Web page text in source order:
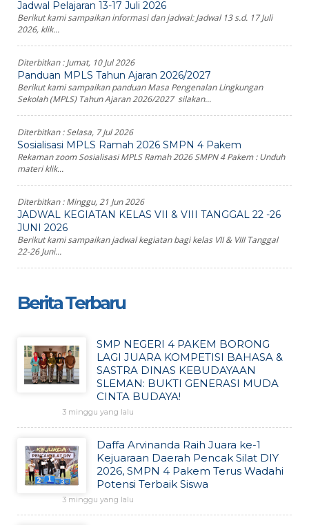
Jadwal Pelajaran 13-17 Juli 2026
Berikut kami sampaikan informasi dan jadwal: Jadwal 13 s.d. 17 Juli
2026, klik...
Diterbitkan :Jumat, 10 Jul 2026
Panduan MPLS Tahun Ajaran 2026/2027
Berikut kami sampaikan panduan Masa Pengenalan Lingkungan
Sekolah (MPLS) Tahun Ajaran 2026/2027 silakan...
Diterbitkan :Selasa, 7 Jul 2026
Sosialisasi MPLS Ramah 2026 SMPN 4 Pakem
Rekaman zoom Sosialisasi MPLS Ramah 2026 SMPN 4 Pakem : Unduh
materi klik...
Diterbitkan :Minggu, 21 Jun 2026
JADWAL KEGIATAN KELAS VII & VIII TANGGAL 22 -26
JUNI 2026
Berikut kami sampaikan jadwal kegiatan bagi kelas VII & VIII Tanggal
22-26 Juni...
Berita Terbaru
SMP NEGERI 4 PAKEM BORONG
LAGI JUARA KOMPETISI BAHASA &
SASTRA DINAS KEBUDAYAAN
SLEMAN: BUKTI GENERASI MUDA
CINTA BUDAYA!
3 minggu yang lalu
Daffa Arvinanda Raih Juara ke-1
Kejuaraan Daerah Pencak Silat DIY
2026, SMPN 4 Pakem Terus Wadahi
Potensi Terbaik Siswa
3 minggu yang lalu